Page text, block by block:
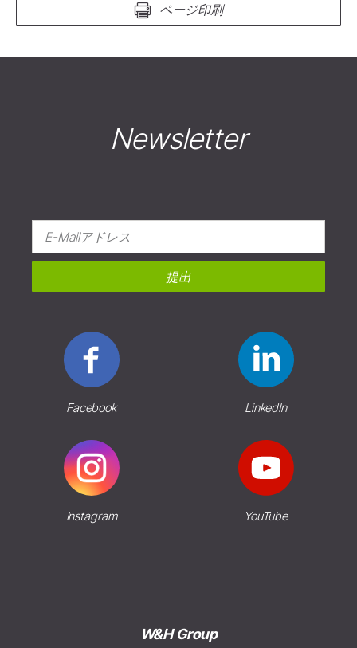
ページ印刷
Newsletter
提出
Facebook LinkedIn
Instagram YouTube
W&H Group